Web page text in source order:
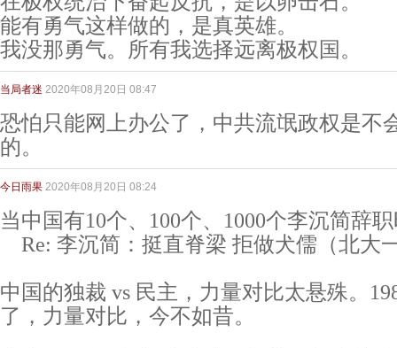
能有勇气这样做的，是真英雄。
我没那勇气。所有我选择远离极权国。
当局者迷 2020年08月20日 08:47
恐怕只能网上办公了，中共流氓政权是不
的。
今日雨果 2020年08月20日 08:24
当中国有10个、100个、1000个李沉简辞
Re: 李沉简：挺直脊梁 拒做犬儒（北大
中国的独裁 vs 民主，力量对比太悬殊。
了，力量对比，今不如昔。